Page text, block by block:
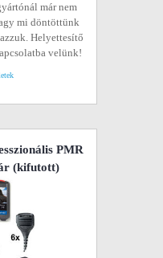
már nem
mi döntöttünk
Helyettesítő
velünk!
PMR
(kifutott)